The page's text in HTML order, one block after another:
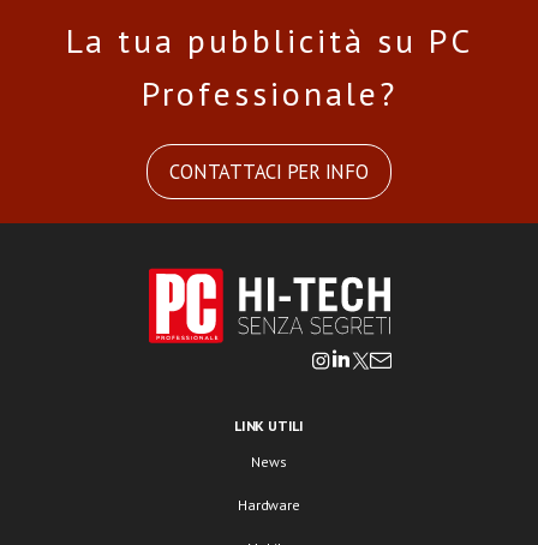
La tua pubblicità su PC
Professionale?
CONTATTACI PER INFO
LINK UTILI
News
Hardware